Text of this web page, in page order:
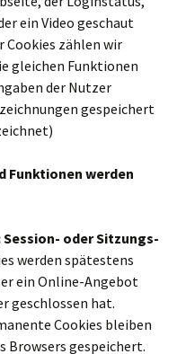
ein Video geschaut
Cookies zählen wir
gleichen Funktionen
der Nutzer
gespeichert
Funktionen werden
oder Sitzungs-
werden spätestens
ein Online-Angebot
geschlossen hat.
Cookies bleiben
Browsers gespeichert.